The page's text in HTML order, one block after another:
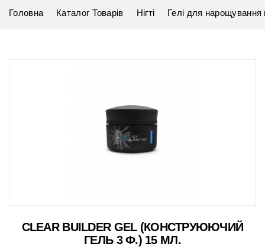
Головна Каталог Товарів Нігті Гелі для нарощування
CLEAR BUILDER GEL (КОНСТРУЮЮЧИЙ
ГЕЛЬ 3 Ф.) 15 МЛ.